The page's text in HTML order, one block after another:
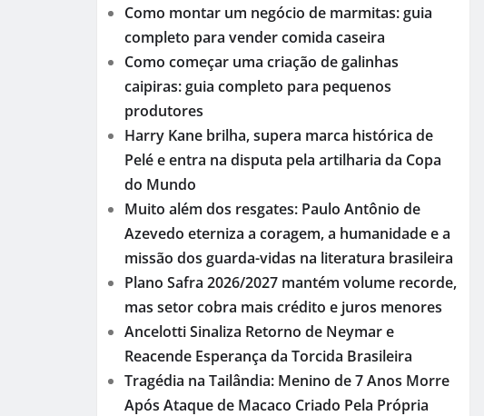
Como montar um negócio de marmitas: guia
completo para vender comida caseira
Como começar uma criação de galinhas
caipiras: guia completo para pequenos
produtores
Harry Kane brilha, supera marca histórica de
Pelé e entra na disputa pela artilharia da Copa
do Mundo
Muito além dos resgates: Paulo Antônio de
Azevedo eterniza a coragem, a humanidade e a
missão dos guarda-vidas na literatura brasileira
Plano Safra 2026/2027 mantém volume recorde,
mas setor cobra mais crédito e juros menores
Ancelotti Sinaliza Retorno de Neymar e
Reacende Esperança da Torcida Brasileira
Tragédia na Tailândia: Menino de 7 Anos Morre
Após Ataque de Macaco Criado Pela Própria